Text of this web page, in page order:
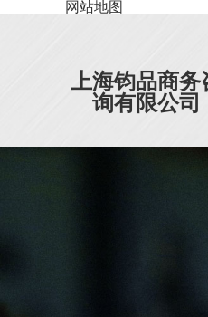
网站地图
上海钧品商务
询有限公司